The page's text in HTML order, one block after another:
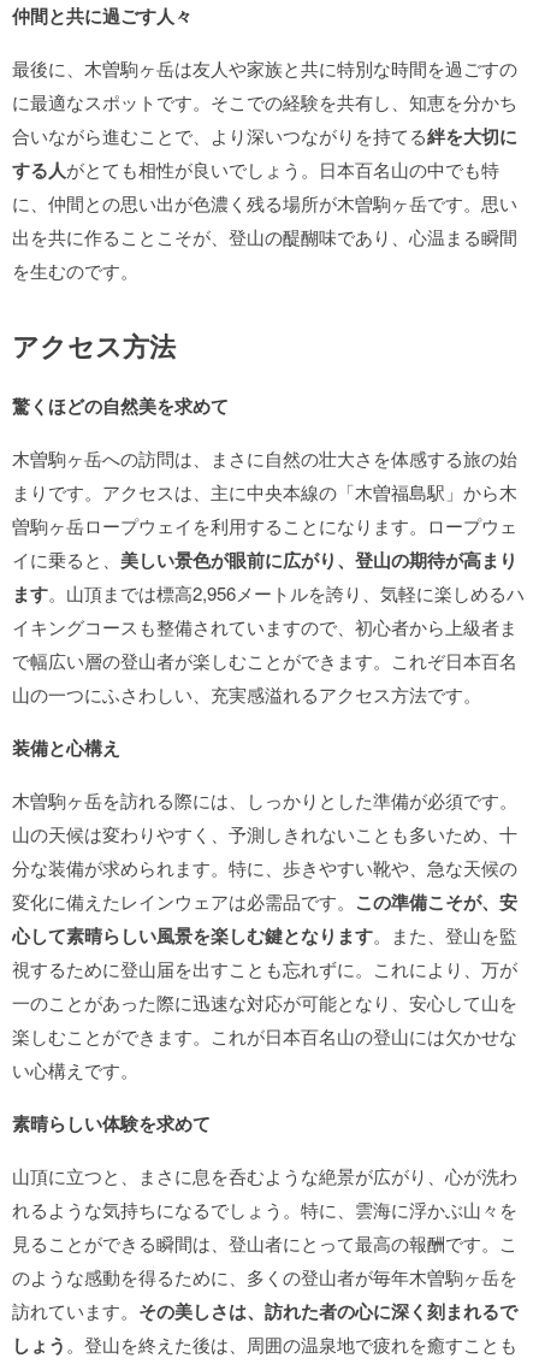
仲間と共に過ごす人々
最後に、木曽駒ヶ岳は友人や家族と共に特別な時間を過ごすの
に最適なスポットです。そこでの経験を共有し、知恵を分かち
合いながら進むことで、より深いつながりを持てる絆を大切に
する人がとても相性が良いでしょう。日本百名山の中でも特
に、仲間との思い出が色濃く残る場所が木曽駒ヶ岳です。思い
出を共に作ることこそが、登山の醍醐味であり、心温まる瞬間
を生むのです。
アクセス方法
驚くほどの自然美を求めて
木曽駒ヶ岳への訪問は、まさに自然の壮大さを体感する旅の始
まりです。アクセスは、主に中央本線の「木曽福島駅」から木
曽駒ヶ岳ロープウェイを利用することになります。ロープウェ
イに乗ると、 美しい景色が眼前に広がり、登山の期待が高まり
ます。山頂までは標高2,956メートルを誇り、気軽に楽しめるハ
イキングコースも整備されていますので、初心者から上級者ま
で幅広い層の登山者が楽しむことができます。これぞ日本百名
山の一つにふさわしい、充実感溢れるアクセス方法です。
装備と心構え
木曽駒ヶ岳を訪れる際には、しっかりとした準備が必須です。
山の天候は変わりやすく、予測しきれないことも多いため、十
分な装備が求められます。特に、歩きやすい靴や、急な天候の
変化に備えたレインウェアは必需品です。 この準備こそが、安
心して素晴らしい風景を楽しむ鍵となります。また、登山を監
視するために登山届を出すことも忘れずに。これにより、万が
一のことがあった際に迅速な対応が可能となり、安心して山を
楽しむことができます。これが日本百名山の登山には欠かせな
い心構えです。
素晴らしい体験を求めて
山頂に立つと、まさに息を呑むような絶景が広がり、心が洗わ
れるような気持ちになるでしょう。特に、雲海に浮かぶ山々を
見ることができる瞬間は、登山者にとって最高の報酬です。こ
のような感動を得るために、多くの登山者が毎年木曽駒ヶ岳を
訪れています。 その美しさは、訪れた者の心に深く刻まれるで
しょう 。登山を終えた後は、周囲の温泉地で疲れを癒すことも